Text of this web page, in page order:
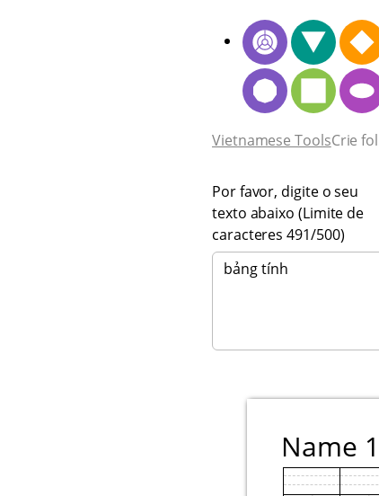
Vietnamese ToolsCrie
Por favor, digite o seu
texto abaixo (Limite de
caracteres491/500)
Name 1